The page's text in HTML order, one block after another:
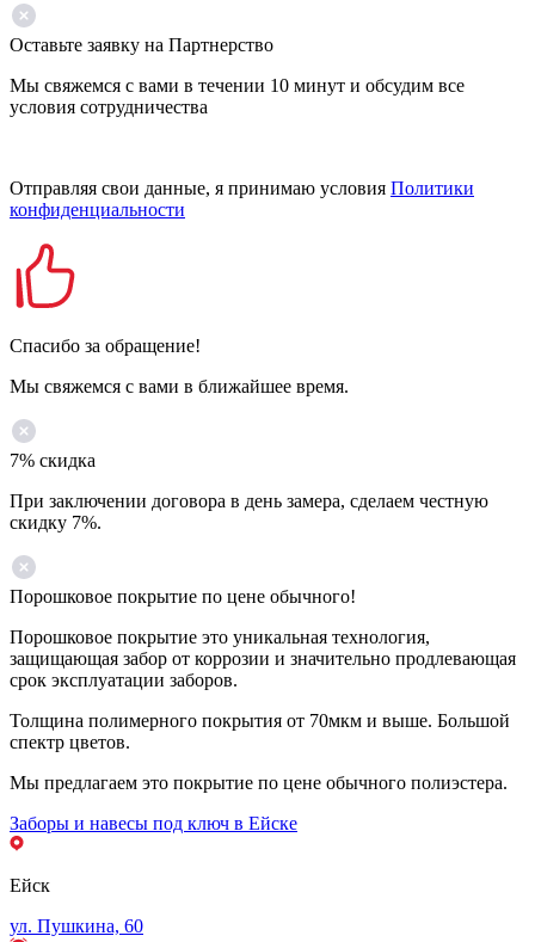
Оставьте заявку на Партнерство
Мы свяжемся с вами в течении 10 минут и обсудим все
условия сотрудничества
Отправляя свои данные, я принимаю условия Политики
конфиденциальности
Спасибо за обращение!
Мы свяжемся с вами в ближайшее время.
7% скидка
При заключении договора в день замера, сделаем честную
скидку 7%.
Порошковое покрытие по цене обычного!
Порошковое покрытие это уникальная технология,
защищающая забор от коррозии и значительно продлевающая
срок эксплуатации заборов.
Толщина полимерного покрытия от 70мкм и выше. Большой
спектр цветов.
Мы предлагаем это покрытие по цене обычного полиэстера.
Заборы и навесы под ключ в Ейске
Ейск
ул. Пушкина, 60